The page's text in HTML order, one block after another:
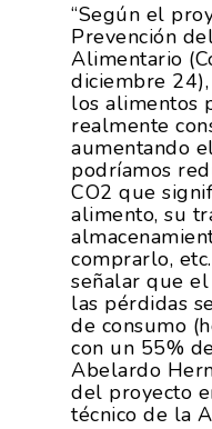
“Según el
Prevención
Alimentario
diciembre
los alimentos
realmente
aumentando
podríamos
CO2 que
alimento, su
comprarlo,
señalar que
las pérdidas
de consumo
con un 55%
Abelardo
del proyecto
técnico de la